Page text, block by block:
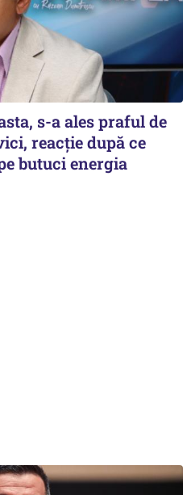
s-a ales praful de
reacție după ce
butuci energia